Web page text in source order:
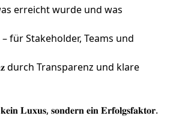
erreicht wurde und was
– für Stakeholder, Teams und
durch Transparenz und klare
𝐋𝐮𝐱𝐮𝐬, 𝐬𝐨𝐧𝐝𝐞𝐫𝐧 𝐞𝐢𝐧 𝐄𝐫𝐟𝐨𝐥𝐠𝐬𝐟𝐚𝐤𝐭𝐨𝐫.